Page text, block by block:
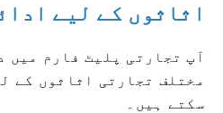
اثاثوں کے لیے
آپ تجارتی پلیٹ فارم میں
مختلف تجارتی اثاثوں کے
سکتے ہیں۔